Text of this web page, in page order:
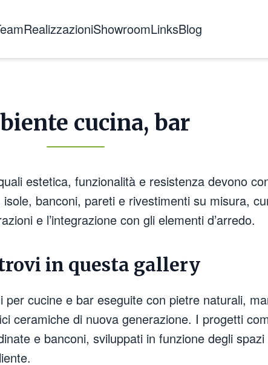
RealizzazioniShowroomLinksBlog
cucina, bar
estetica, funzionalità e resistenza devono
banconi, pareti e rivestimenti su misura,
e l’integrazione con gli elementi d’arredo.
trovi in questa gallery
cucine e bar eseguite con pietre naturali,
ceramiche di nuova generazione. I progetti
e banconi, sviluppati in funzione degli